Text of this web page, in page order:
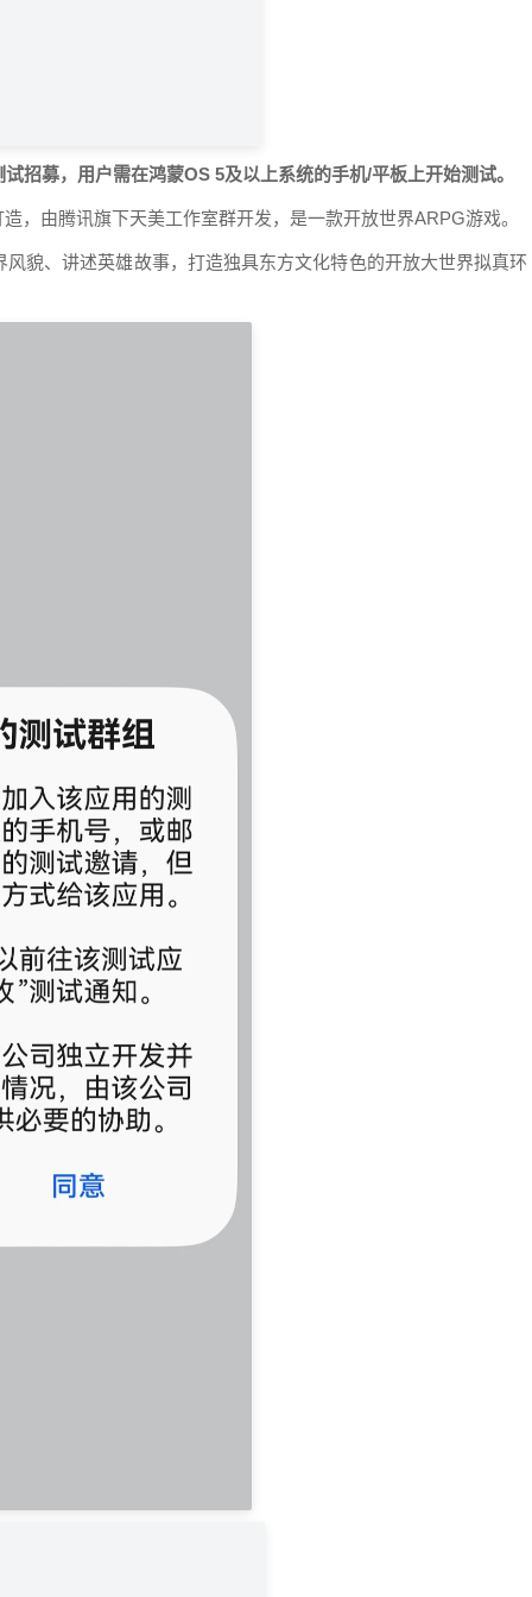
招募，用户需在鸿蒙OS 5及以上系统的手机/平板上开始测试。
，由腾讯旗下天美工作室群开发，是一款开放世界ARPG游戏。
貌、讲述英雄故事，打造独具东方文化特色的开放大世界拟真环